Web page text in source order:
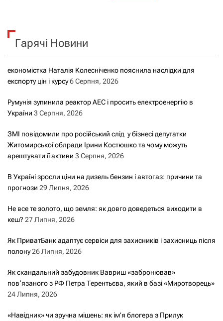
к
Гарячі Новини
економістка Наталія Колесніченко пояснила наслідки для
експорту цін і курсу6 Серпня, 2026
Румунія зупинила реактор АЕС і просить електроенергію в
України 3 Серпня, 2026
ЗМІ повідомили про російський слід у бізнесі депутатки
Житомирської облради Ірини Костюшко та чому можуть
арештувати її активи 3 Серпня, 2026
В Україні зросли ціни на дизель бензин і автогаз: причини та
прогнози 29 Липня, 2026
Не все те золото, що земля: як довго доведеться виходити в
кеш? 27 Липня, 2026
Як ПриватБанк адаптує сервіси для захисників і захисниць після
полону26 Липня, 2026
Як скандальний забудовник Вавриш «забронював»
повʼязаного з РФ Петра Терентьєва, який в базі «Миротворець»
24 Липня, 2026
«Навідник» чи зручна мішень: як ім’я блогера з Прилук